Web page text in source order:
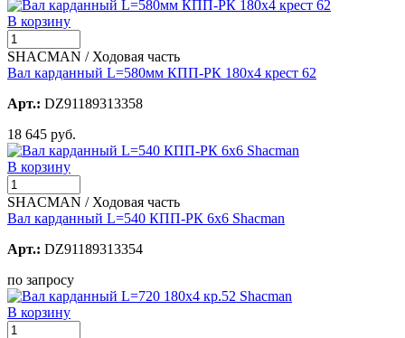
В корзину
SHACMAN / Ходовая часть
Вал карданный L=580мм КПП-РК 180х4 крест 62
Арт.: DZ91189313358
18 645 руб.
В корзину
SHACMAN / Ходовая часть
Вал карданный L=540 КПП-РК 6х6 Shacman
Арт.: DZ91189313354
по запросу
В корзину